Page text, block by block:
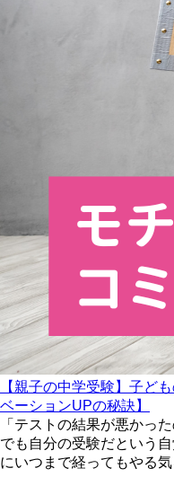
【親子の中学受験】子ど
ベーションUPの秘訣】
「テストの結果が悪かっ
でも自分の受験だという
にいつまで経ってもやる気